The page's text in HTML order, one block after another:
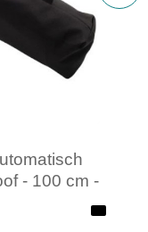
- 100 cm -